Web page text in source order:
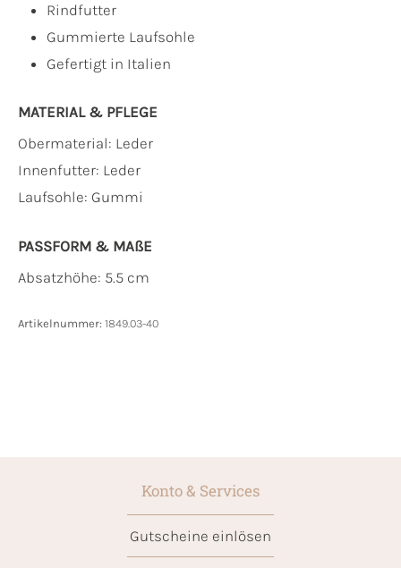
Rindfutter
Gummierte Laufsohle
Gefertigt in Italien
MATERIAL & PFLEGE
Obermaterial: Leder
Innenfutter: Leder
Laufsohle: Gummi
PASSFORM & MAẞE
Absatzhöhe: 5.5 cm
Artikelnummer: 1849.03-40
Konto & Services
Gutscheine einlösen